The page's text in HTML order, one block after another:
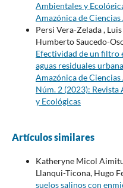
Ambientales y
Amazónica de
Persi Vera-Zelada ,
Humberto Saucedo-
Efectividad de un filtro
aguas residuales
Amazónica de
Núm. 2 (2023):
y Ecológicas
Artículos similares
Katheryne Micol
Llanqui-Ticona, Hugo
suelos salinos con